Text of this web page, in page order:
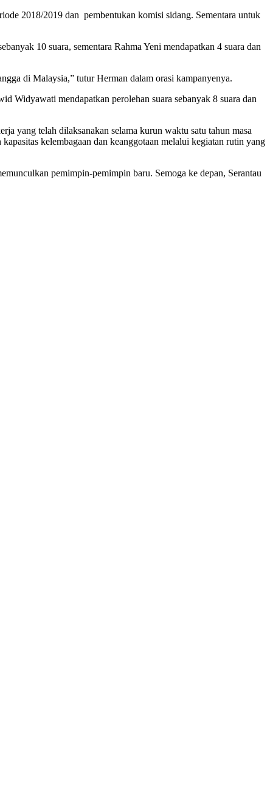
2018/2019 dan pembentukan komisi sidang. Sementara untuk
10 suara, sementara Rahma Yeni mendapatkan 4 suara dan
di Malaysia,” tutur Herman dalam orasi kampanyenya.
Widyawati mendapatkan perolehan suara sebanyak 8 suara dan
yang telah dilaksanakan selama kurun waktu satu tahun masa
kelembagaan dan keanggotaan melalui kegiatan rutin yang
pemimpin-pemimpin baru. Semoga ke depan, Serantau